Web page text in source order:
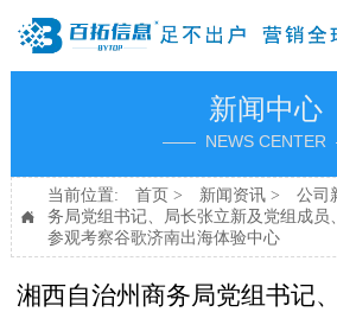
新闻中心
—— NEWS

当前位置: 首页 > 新闻资讯> 公司
务局党组书记、局长张立新及党组成员
参观考察谷歌济南出海体验中心
湘西自治州商务局党组书记